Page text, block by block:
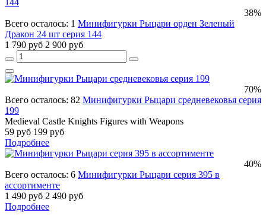
38%
Всего осталось: 1 Минифигурки Рыцари орден Зеленый
Дракон 24 шт серия 144
1 790 руб 2 900 руб
70%
Всего осталось: 82 Минифигурки Рыцари средневековья серия
199
Medieval Castle Knights Figures with Weapons
59 руб 199 руб
Подробнее
40%
Всего осталось: 6 Минифигурки Рыцари серия 395 в
ассортименте
1 490 руб 2 490 руб
Подробнее